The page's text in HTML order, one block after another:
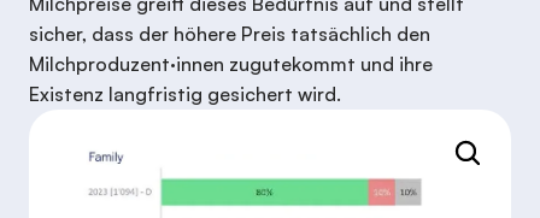
sicher, dass der höhere Preis tatsächlich den
Milchproduzent·innen zugutekommt und ihre
Existenz langfristig gesichert wird.